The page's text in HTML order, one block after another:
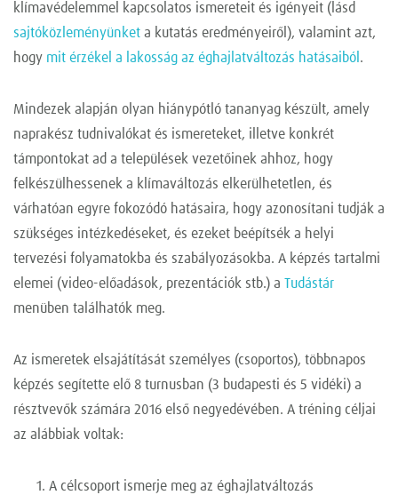
klímavédelemmel kapcsolatos ismereteit és igényeit (lásd
sajtóközleményünket a kutatás eredményeiről), valamint azt,
hogy mit érzékel a lakosság az éghajlatváltozás hatásaiból .
Mindezek alapján olyan hiánypótló tananyag készült, amely
naprakész tudnivalókat és ismereteket, illetve konkrét
támpontokat ad a települések vezetőinek ahhoz, hogy
felkészülhessenek a klímaváltozás elkerülhetetlen, és
várhatóan egyre fokozódó hatásaira, hogy azonosítani tudják a
szükséges intézkedéseket, és ezeket beépítsék a helyi
tervezési folyamatokba és szabályozásokba. A képzés tartalmi
elemei (video-előadások, prezentációk stb.) a Tudástár
menüben találhatók meg.
Az ismeretek elsajátítását személyes (csoportos), többnapos
képzés segítette elő 8 turnusban (3 budapesti és 5 vidéki) a
résztvevők számára 2016 első negyedévében. A tréning céljai
az alábbiak voltak:
A célcsoport ismerje meg az éghajlatváltozás